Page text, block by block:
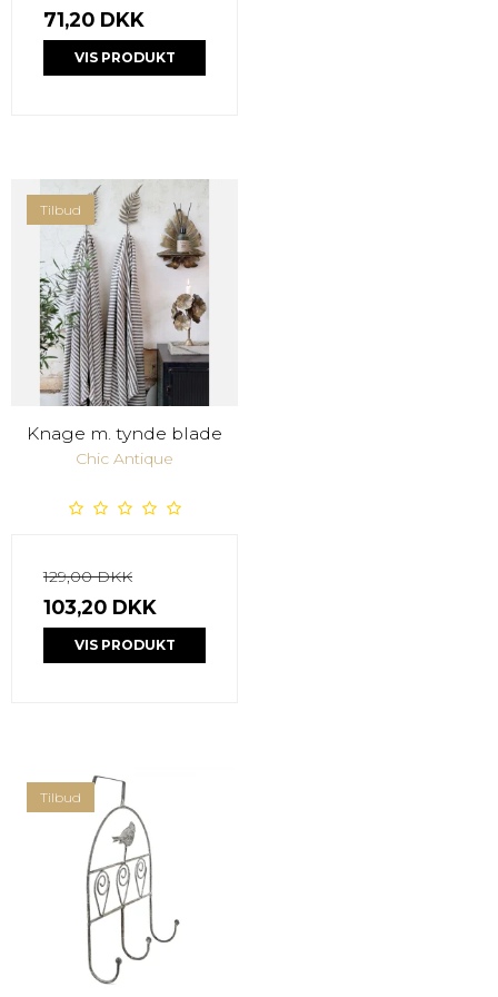
71,20 DKK
VIS PRODUKT
Tilbud
Knage m. tynde blade
Chic Antique
129,00 DKK
103,20 DKK
VIS PRODUKT
Tilbud